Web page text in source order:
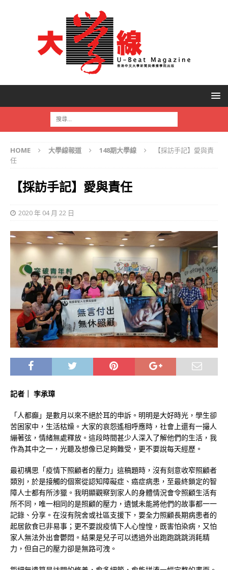
HOME 大學線報道 148期大學線
【採訪手記】愛與責
任
【採訪手記】愛與責任
2020 年 04 月 22 日
記者｜ 李承璋
「人都癲」是數月以來不絕於耳的申訴。明明是大好時光，學生卻
苦困家中，生活枯燥。大家的哀怨遙相呼應時，社會上還有一撮人
繃著弦，情緒無處釋放。這段時間甚少人深入了解他們的生活，我
作為其中之一，光聽及想像已足夠難受，更不要說每天經歷。
最初構思「疫情下照顧者的壓力」這稿題時，沒有刻意收窄照顧者
類別，於是接觸的個案從認知障礙症、癌症病患，至最終鎖定的智
障人士都有所涉獵。我明顯觀察到家人的身體情況會令照顧生活有
所不同，唯一相同的是照顧的壓力，遺憾未能將他們的故事都一一
記錄、分享。在沒有院舍或社區支援下，要全力照顧長期病患者的
起居飲食已非易事；更不要說疫情下人心惶惶，既害怕染病，又怕
家人無法外出會鬱悶。結果是兒子可以透過外出跑跑跳跳消耗精
力，但自己的壓力卻是無路可洩。